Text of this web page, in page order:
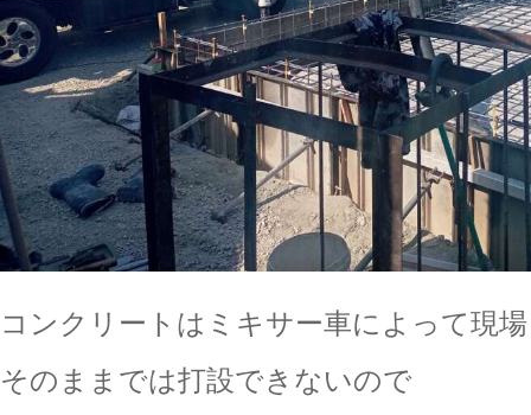
コンクリートはミキサー車によって現
そのままでは打設できないので